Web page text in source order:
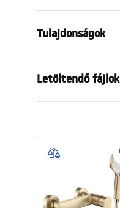
Tulajdonságok
Anyag
Felszerelés
Letöltendő